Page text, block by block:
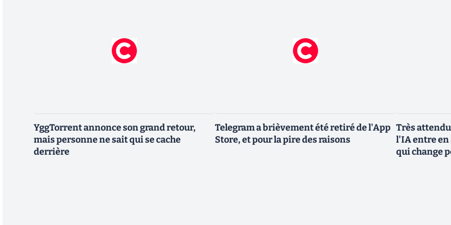
YggTorrent annonce son grand retour,
mais personne ne sait qui se cache
derrière
Telegram a brièvement été retiré de l'App
Store, et pour la pire des raisons
Très
l'IA entre en
qui change